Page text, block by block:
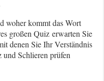
woher kommt das Wort
großen Quiz erwarten Sie
denen Sie Ihr Verständnis
und Schlieren prüfen